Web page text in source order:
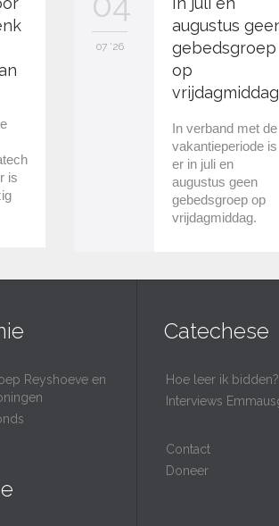
is
07 '26
augustus
gebedsgroep
op
vrijdagmiddag
In verband met de
vakantieperiode is
er in juli en
augustus geen
gebedsgroep op
vrijdagmiddag.
Reyshoeve en
Catechese
Hoe leer ik bidden?
Interviews
Contact
Doneer